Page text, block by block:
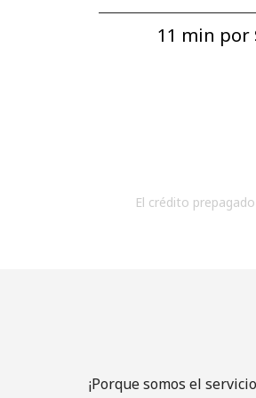
11 min por
El crédito
¡Porque somos el